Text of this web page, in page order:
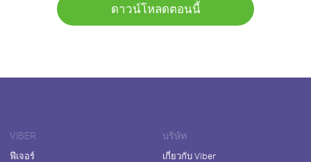
ดาวน์โหลดตอนนี้
VIBER
ฟีเจอร์
บริษัท
เกี่ยวกับ Viber